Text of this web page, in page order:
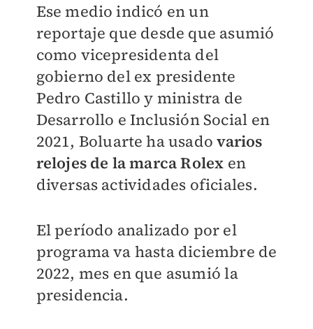
Ese medio indicó en un
reportaje que desde que asumió
como vicepresidenta del
gobierno del ex presidente
Pedro Castillo y ministra de
Desarrollo e Inclusión Social en
2021, Boluarte ha usadovarios
relojes de la marca Rolex en
diversas actividades oficiales.
El período analizado por el
programa va hasta diciembre de
2022, mes en que asumió la
presidencia.